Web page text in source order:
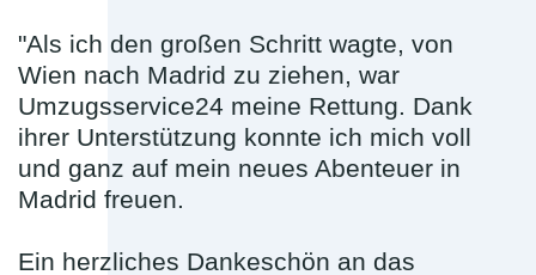
"Als ich den großen Schritt wagte, von
Wien nach Madrid zu ziehen, war
Umzugsservice24 meine Rettung. Dank
ihrer Unterstützung konnte ich mich voll
und ganz auf mein neues Abenteuer in
Madrid freuen.
Ein herzliches Dankeschön an das